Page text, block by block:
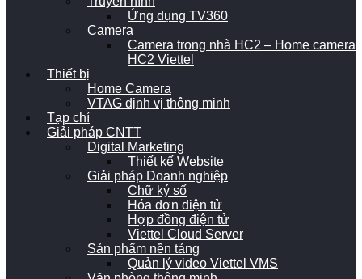
Ứng dụng TV360
Camera
Camera trong nhà HC2 – Home camera
HC2 Viettel
Thiết bị
Home Camera
VTAG định vị thông minh
Tạp chí
Giải pháp CNTT
Digital Marketing
Thiết kế Website
Giải pháp Doanh nghiệp
Chữ ký số
Hóa đơn điện tử
Hợp đồng điện tử
Viettel Cloud Server
Sản phẩm nền tảng
Quản lý video Viettel VMS